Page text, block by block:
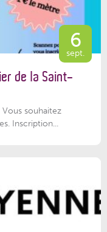
6
sept.
de la Saint-
souhaitez
Inscription...